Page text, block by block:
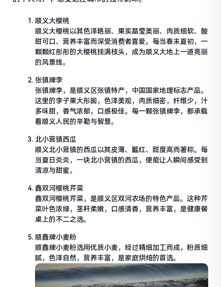
顺义大樱桃
顺义大樱桃以其色泽艳丽、果实晶莹美丽、肉质细软、酸
甜可口、营养丰富而深受消费者喜爱。每当春末夏初，一
颗颗红彤彤的大樱桃挂满枝头，成为顺义大地上一道亮丽
的风景线。
张镇牌李
张镇牌李，是顺义区张镇特产，中国国家地理标志产品。
这里的李子果大形圆，色泽美观，肉质细密，纤维少，汁
多味甜，香气浓郁，口感极佳。每一颗张镇牌李，都承载
着顺义人民的辛勤与智慧。
北小营镇西瓜
顺义北小营镇的西瓜以其皮薄、瓤红、甜度高而著称。每
当夏日炎炎，一块北小营镇的西瓜，便能让人瞬间感受到
清凉与甜蜜。
鑫双河樱桃芹菜
鑫双河樱桃芹菜，是顺义区双河农场的特色产品。这种芹
菜叶色浓绿，茎秆柔嫩，口感清香，营养丰富，是健康餐
桌上的不二之选。
顺鑫牌小麦粉
顺鑫牌小麦粉选用优质小麦，经过精细加工而成，粉质细
腻，色泽自然，营养丰富，是家庭烘焙的首选。